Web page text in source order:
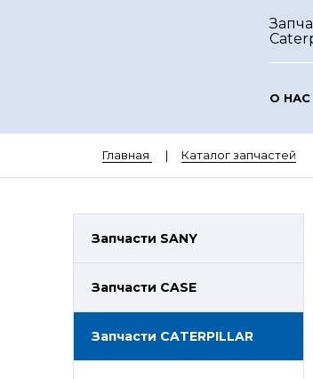
О НАС
Главная Каталог запчастей
Запчасти SANY
Запчасти CASE
Запчасти CATERPILLAR